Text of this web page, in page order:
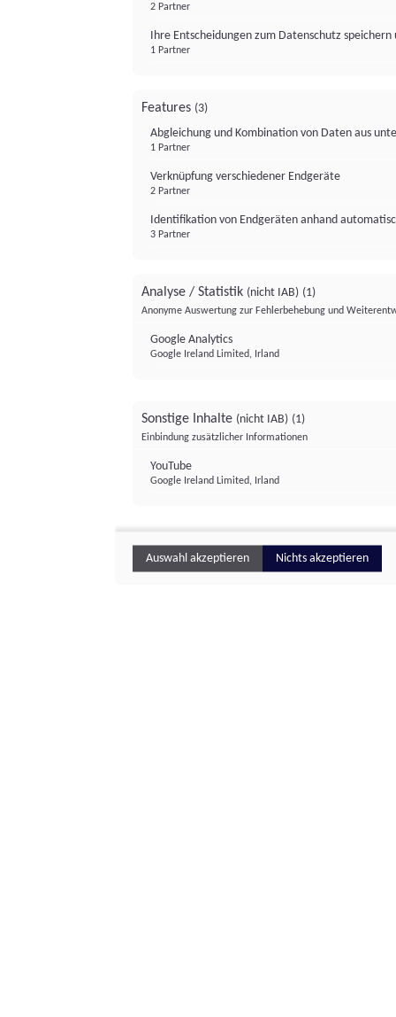
2 Partner
Ihre Entscheidungen zum Datenschutz
1 Partner
Features (3)
Abgleichung und Kombination von Daten aus
1 Partner
Verknüpfung verschiedener Endgeräte
2 Partner
Identifikation von Endgeräten anhand
3 Partner
Analyse / Statistik (nicht IAB) (1)
Anonyme Auswertung zur Fehlerbehebung und
Google Analytics
Google Ireland Limited, Irland
Sonstige Inhalte (nicht IAB) (1)
Einbindung zusätzlicher Informationen
YouTube
Google Ireland Limited, Irland
Auswahl akzeptieren Nichts akzeptieren